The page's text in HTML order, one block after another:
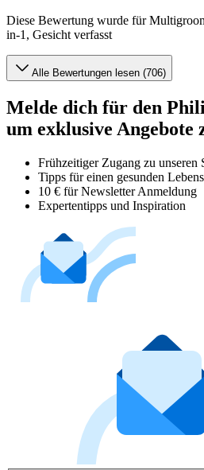
Diese Bewertung wurde für
in-1, Gesicht verfasst
Alle Bewertungen lesen (706)
Melde dich für den
um exklusive Angebote
Frühzeitiger Zugang zu unseren
Tipps für einen gesunden
10 € für Newsletter Anmeldung
Expertentipps und Inspiration